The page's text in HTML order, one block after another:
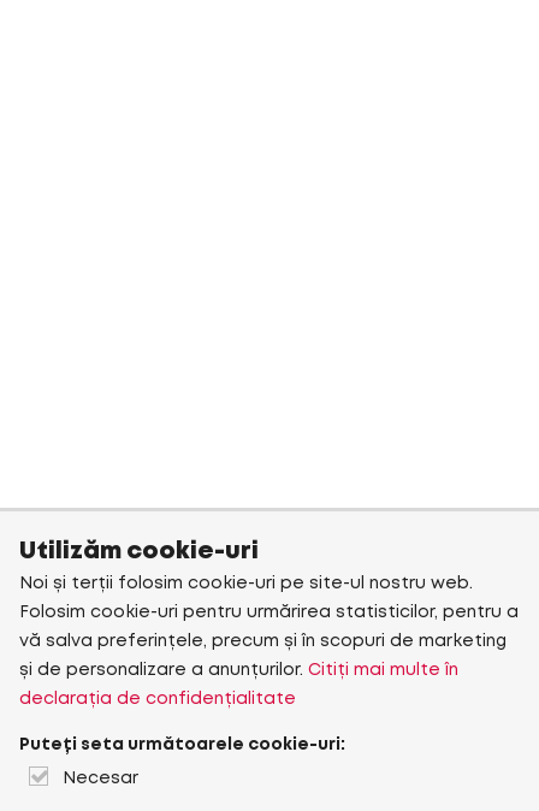
Utilizăm cookie-uri
Noi și terții folosim cookie-uri pe site-ul nostru web.
Folosim cookie-uri pentru urmărirea statisticilor, pentru a
vă salva preferințele, precum și în scopuri de marketing
și de personalizare a anunțurilor. Citiți mai multe în
declarația de confidențialitate
Puteți seta următoarele cookie-uri:
Necesar